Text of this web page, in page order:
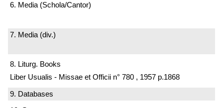
6. Media (Schola/Cantor)
7. Media (div.)
8. Liturg. Books
Liber Usualis - Missae et Officii n° 780 , 1957 p.1868
9. Databases